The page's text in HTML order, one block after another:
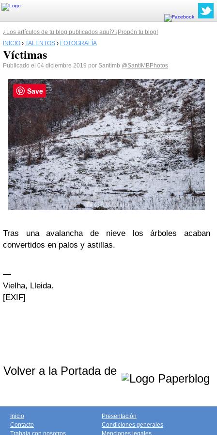
¿Los artículos de tu blog publicados aquí? ¡Propón tu blog!
INICIO › TALENTOS › FOTOGRAFÍA
Víctimas
Publicado el 04 diciembre 2019 por Santimb @SantiMBPhotos
Tras una avalancha de nieve los árboles acaban
convertidos en palos y astillas.
—
Vielha, Lleida.
[EXIF]
Volver a la Portada de
Inicio
Contacto
Trabaja con nosotros
Presentación
Condiciones generales
Menciones legales
Save